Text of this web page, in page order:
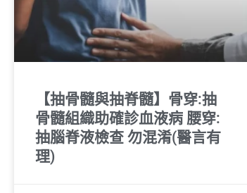
【抽骨髓與抽脊髓】骨穿:抽
骨髓組織助確診血液病 腰穿:
抽腦脊液檢查 勿混淆(醫言有
理)